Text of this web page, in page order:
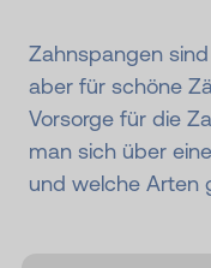
Zahnspangen
aber für schöne
Vorsorge für die
man sich über
und welche Arten